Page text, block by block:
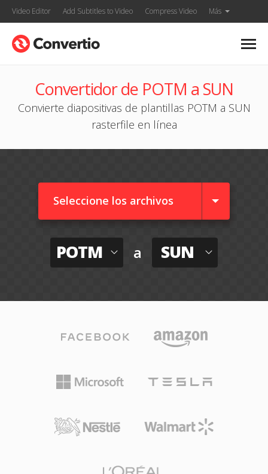
Video Editor Add Subtitles to Video Compress Video Más
Convertidor de POTM a SUN
Convierte diapositivas de plantillas POTM a SUN
rasterfile en línea
Seleccione los archivos
POTM a SUN